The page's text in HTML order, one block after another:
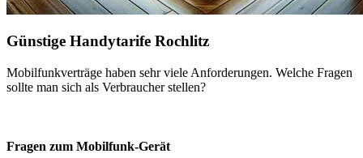
Günstige Handytarife Rochlitz
Mobilfunkverträge haben sehr viele Anforderungen. Welche Fragen
sollte man sich als Verbraucher stellen?
Fragen zum Mobilfunk-Gerät